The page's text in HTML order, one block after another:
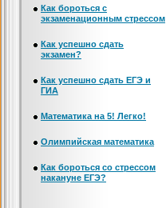
Как бороться с
экзаменационным стрессом
Как успешно сдать
экзамен?
Как успешно сдать ЕГЭ и
ГИА
Математика на 5! Легко!
Олимпийская математика
Как бороться со стрессом
накануне ЕГЭ?